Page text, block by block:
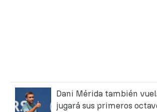
Dani Mérida también
jugará sus primeros